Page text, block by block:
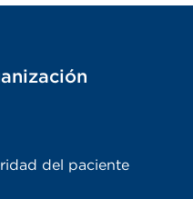
del paciente